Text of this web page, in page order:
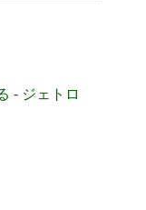
- ジェトロ